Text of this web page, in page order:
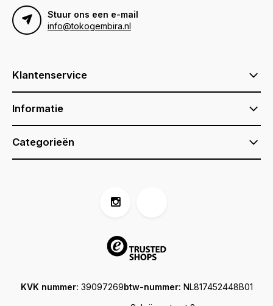
Stuur ons een e-mail
info@tokogembira.nl
Klantenservice
Informatie
Categorieën
KVK nummer: 39097269btw-nummer: NL817452448B01